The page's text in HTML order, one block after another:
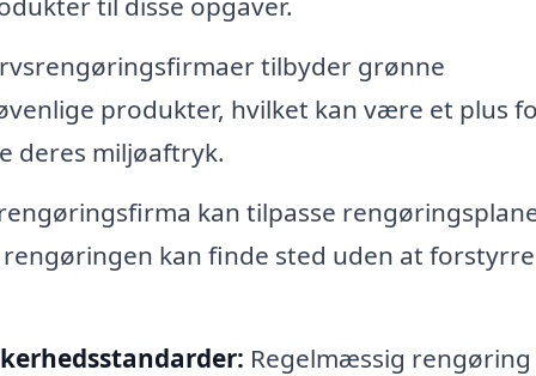
tilbyder grønne
produkter, hvilket kan være et plus
deres miljøaftryk.
kan tilpasse
kan finde sted uden at forstyrre
Regelmæssig rengøring